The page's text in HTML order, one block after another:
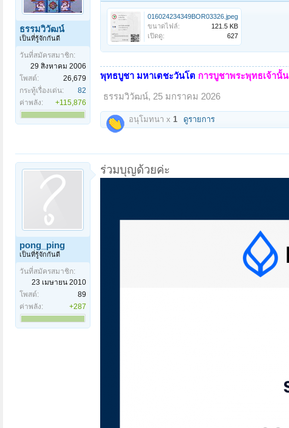
ธรรมวิวัฒน์
เป็นที่รู้จักกันดี
วันที่สมัครสมาชิก:
29 สิงหาคม 2006
โพสต์:
26,679
กระทู้เรื่องเด่น:
82
ค่าพลัง:
+115,876
016024234349BOR03326.jpeg
ขนาดไฟล์:
121.5 KB
เปิดดู:
627
พุทธบูชา มหาเตชะวันโต การบูชาพระพุทธเจ้านั้น
ธรรมวิวัฒน์, 25 มกราคม 2026
อนุโมทนา x 1 ดูรายการ
pong_ping
เป็นที่รู้จักกันดี
วันที่สมัครสมาชิก:
23 เมษายน 2010
โพสต์:
89
ค่าพลัง:
+287
ร่วมบุญด้วยค่ะ